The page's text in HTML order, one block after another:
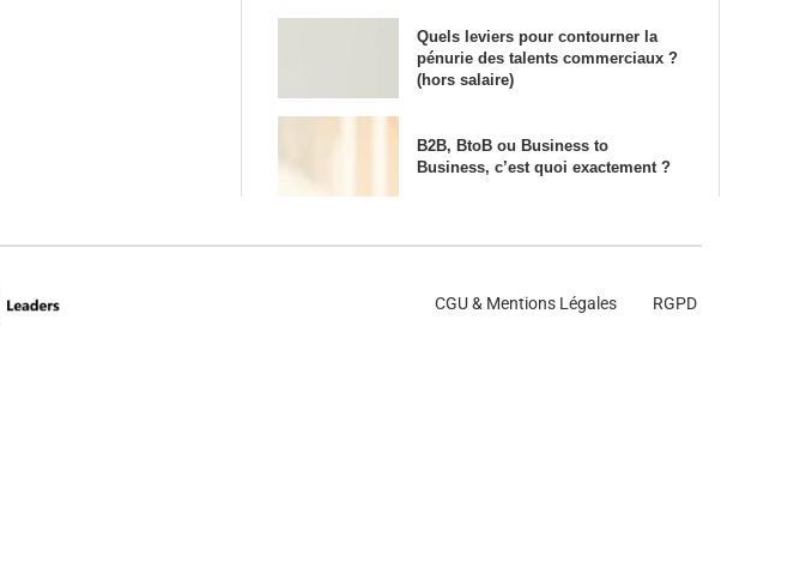
Quels leviers pour contourner la
pénurie des talents commerciaux ?
(hors salaire)
B2B, BtoB ou Business to
Business, c’est quoi exactement ?
CGU & Mentions Légales RGPD